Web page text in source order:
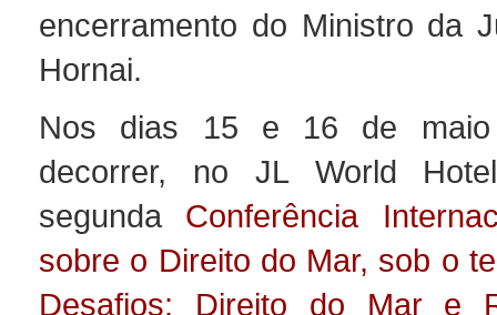
encerramento do Ministro da
Hornai.
Nos dias 15 e 16 de maio
decorrer, no JL World
segunda Conferência
sobre o Direito do Mar, sob o
Desafios: Direito do Mar e